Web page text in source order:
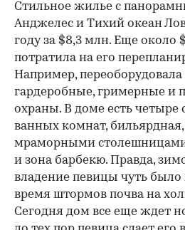
Стильное жилье с
Анджелес и Тихий океан
году за $8,3 млн. Еще около
потратила на его
Например,
гардеробные, гримерные и
охраны. В доме есть четыре
ванных комнат, бильярдная,
мраморными
и зона барбекю. Правда,
владение певицы чуть было
время штормов почва на
Сегодня дом все еще ждет